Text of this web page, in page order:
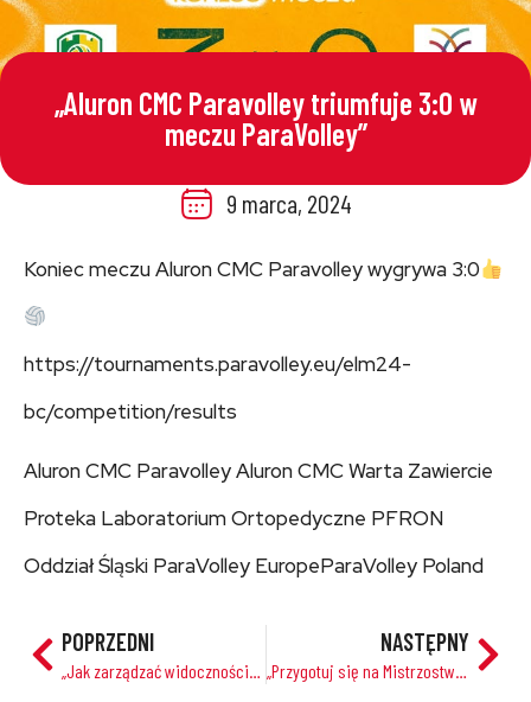
„Aluron CMC Paravolley triumfuje 3:0 w
meczu ParaVolley”
9 marca, 2024
Koniec meczu Aluron CMC Paravolley wygrywa 3:0
https://tournaments.paravolley.eu/elm24-
bc/competition/results
Aluron CMC Paravolley Aluron CMC Warta Zawiercie
Proteka Laboratorium Ortopedyczne PFRON
Oddział Śląski ParaVolley EuropeParaVolley Poland
POPRZEDNI
„Jak zarządzać widocznością i dostępem do zawartości na Twojej stronie – poradnik dla właścicieli stron internetowych”
NASTĘPNY
„Przygotuj się na Mistrzostwa Świata w Paravolleyu Plażowym w Chongqing 2024!”